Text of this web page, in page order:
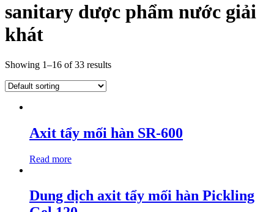
sanitary dược phẩm nước giải
khát
Showing 1–16 of 33 results
Axit tẩy mối hàn SR-600
Read more
Dung dịch axit tẩy mối hàn Pickling